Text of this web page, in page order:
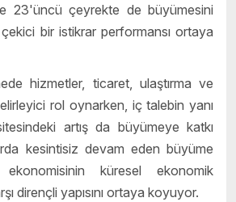
23'üncü çeyrekte de büyümesini
bir istikrar performansı ortaya
hizmetler, ticaret, ulaştırma ve
rol oynarken, iç talebin yanı
artış da büyümeye katkı
kesintisiz devam eden büyüme
küresel ekonomik
dirençli yapısını ortaya koyuyor.